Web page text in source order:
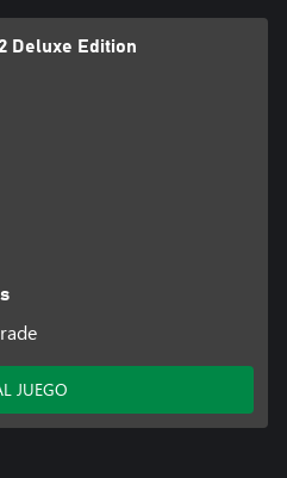
Deluxe Edition
JUEGO